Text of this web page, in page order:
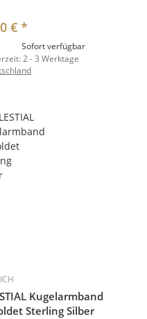
€ *
Sofort verfügbar
2 - 3 Werktage
Kugelarmband
Sterling Silber